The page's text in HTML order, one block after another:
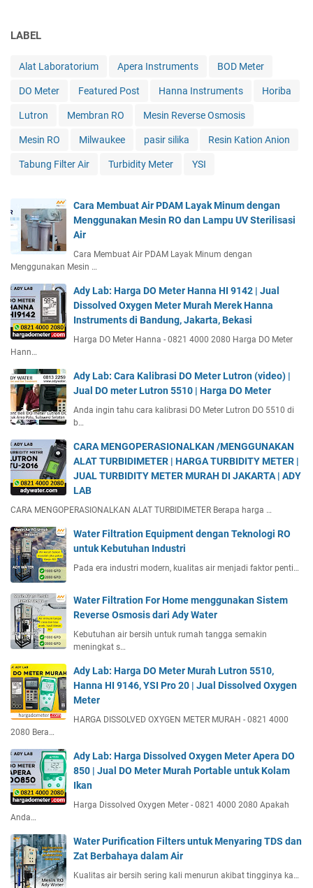
LABEL
Alat Laboratorium Apera Instruments BOD Meter
DO Meter Featured Post Hanna Instruments Horiba
Lutron Membran RO Mesin Reverse Osmosis
Mesin RO Milwaukee pasir silika Resin Kation Anion
Tabung Filter Air Turbidity Meter YSI
Cara Membuat Air PDAM Layak Minum dengan
Menggunakan Mesin RO dan Lampu UV Sterilisasi
Air
Cara Membuat Air PDAM Layak Minum dengan
Menggunakan Mesin …
Ady Lab: Harga DO Meter Hanna HI 9142 | Jual
Dissolved Oxygen Meter Murah Merek Hanna
Instruments di Bandung, Jakarta, Bekasi
Harga DO Meter Hanna - 0821 4000 2080 Harga DO Meter
Hann…
Ady Lab: Cara Kalibrasi DO Meter Lutron (video) |
Jual DO meter Lutron 5510 | Harga DO Meter
Anda ingin tahu cara kalibrasi DO Meter Lutron DO 5510 di
b…
CARA MENGOPERASIONALKAN /MENGGUNAKAN
ALAT TURBIDIMETER | HARGA TURBIDITY METER |
JUAL TURBIDITY METER MURAH DI JAKARTA | ADY
LAB
CARA MENGOPERASIONALKAN ALAT TURBIDIMETER Berapa harga …
Water Filtration Equipment dengan Teknologi RO
untuk Kebutuhan Industri
Pada era industri modern, kualitas air menjadi faktor penti…
Water Filtration For Home menggunakan Sistem
Reverse Osmosis dari Ady Water
Kebutuhan air bersih untuk rumah tangga semakin
meningkat s…
Ady Lab: Harga DO Meter Murah Lutron 5510,
Hanna HI 9146, YSI Pro 20 | Jual Dissolved Oxygen
Meter
HARGA DISSOLVED OXYGEN METER MURAH - 0821 4000
2080 Bera…
Ady Lab: Harga Dissolved Oxygen Meter Apera DO
850 | Jual DO Meter Murah Portable untuk Kolam
Ikan
Harga Dissolved Oxygen Meter - 0821 4000 2080 Apakah
Anda…
Water Purification Filters untuk Menyaring TDS dan
Zat Berbahaya dalam Air
Kualitas air bersih sering kali menurun akibat tingginya ka…